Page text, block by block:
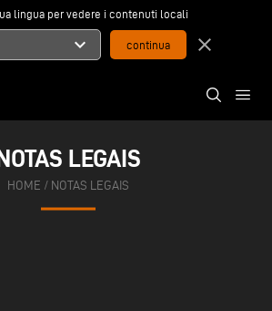
lingua per vedere i contenuti locali
expand_more close
LEGAIS
HOME / NOTAS LEGAIS